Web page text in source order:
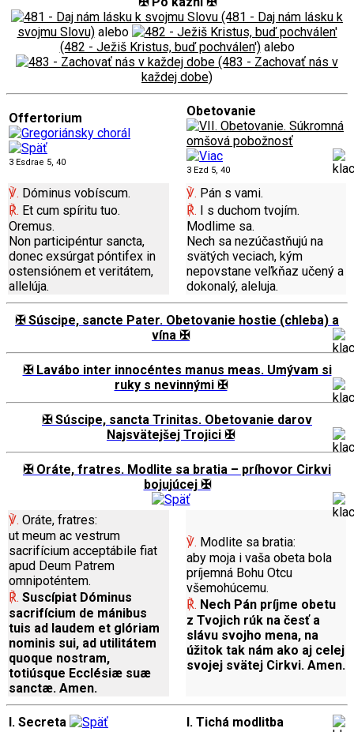
(481 - Daj nám lásku k
svojmu Slovu)alebo
(482 - Ježiš Kristus, buď pochválen')alebo
(483 - Zachovať nás v
každej dobe)
Offertorium
3 Esdrae 5, 40
Obetovanie
3 Ezd 5, 40
℣. Dóminus vobíscum.
℟. Et cum spíritu tuo.
Oremus.
Non participéntur sancta,
donec exsúrgat póntifex in
ostensiónem et veritátem,
allelúja.
℣. Pán s vami.
℟. I s duchom tvojím.
Modlime sa.
Nech sa nezúčastňujú na
svätých veciach, kým
nepovstane veľkňaz učený a
dokonalý, aleluja.
✠ Súscipe, sancte Pater. Obetovanie hostie (chleba) a
vína ✠
✠ Lavábo inter innocéntes manus meas. Umývam si
ruky s nevinnými ✠
✠ Súscipe, sancta Trinitas. Obetovanie darov
Najsvätejšej Trojici ✠
✠ Oráte, fratres. Modlite sa bratia – príhovor Cirkvi
bojujúcej ✠
℣. Oráte, fratres:
ut meum ac vestrum
sacrifícium acceptábile fiat
apud Deum Patrem
omnipoténtem.
℟. Suscípiat Dóminus
sacrifícium de mánibus
tuis ad laudem et glóriam
nominis sui, ad utilitátem
quoque nostram,
totiúsque Ecclésiæ suæ
sanctæ. Amen.
℣. Modlite sa bratia:
aby moja i vaša obeta bola
príjemná Bohu Otcu
všemohúcemu.
℟. Nech Pán príjme obetu
z Tvojich rúk na česť a
slávu svojho mena, na
úžitok tak nám ako aj celej
svojej svätej Cirkvi. Amen.
I. Secreta
I. Tichá modlitba